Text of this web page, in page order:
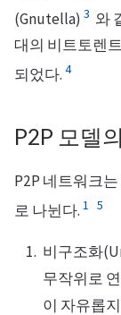
(Gnutella) 3 와
대의 비트토렌
되었다. 4
P2P 모델
P2P 네트워크
로 나뉜다. 1 5
비구조화
무작위로
이 자유롭